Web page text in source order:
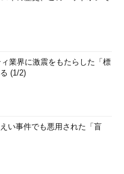
業界に激震をもたらした「標
(1/2)
い事件でも悪用された「盲